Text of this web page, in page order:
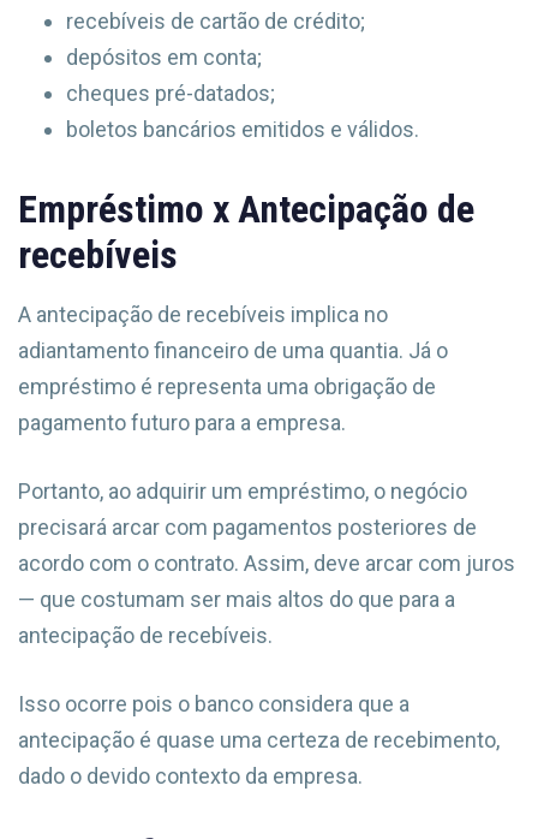
recebíveis de cartão de crédito;
depósitos em conta;
cheques pré-datados;
boletos bancários emitidos e válidos.
Empréstimo x Antecipação de
recebíveis
A antecipação de recebíveis implica no
adiantamento financeiro de uma quantia. Já o
empréstimo é representa uma obrigação de
pagamento futuro para a empresa.
Portanto, ao adquirir um empréstimo, o negócio
precisará arcar com pagamentos posteriores de
acordo com o contrato. Assim, deve arcar com juros
— que costumam ser mais altos do que para a
antecipação de recebíveis.
Isso ocorre pois o banco considera que a
antecipação é quase uma certeza de recebimento,
dado o devido contexto da empresa.